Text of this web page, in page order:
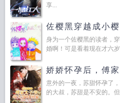
享...
佐樱黑穿越成小樱
身为一个佐樱黑的读者，
婚啊！可是看着现在才六
娇娇怀孕后，傅
意外的一夜，苏甜怀孕了
的大叔，苏甜是不安的。